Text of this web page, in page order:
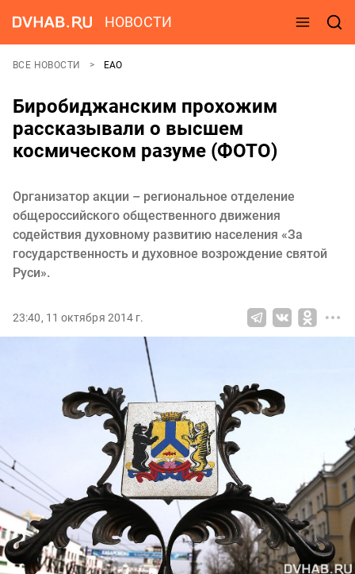
НОВОСТИ
ВСЕ НОВОСТИ ЕАО
Биробиджанским прохожим
рассказывали о высшем
космическом разуме (ФОТО)
Организатор акции – региональное отделение
общероссийского общественного движения
содействия духовному развитию населения «За
государственность и духовное возрождение святой
Руси».
23:40, 11 октября 2014 г.